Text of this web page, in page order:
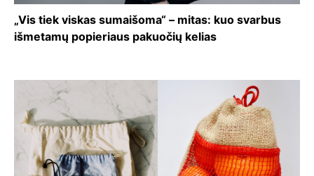
„Vis tiek viskas sumaišoma“ – mitas: kuo svarbus
išmetamų popieriaus pakuočių kelias